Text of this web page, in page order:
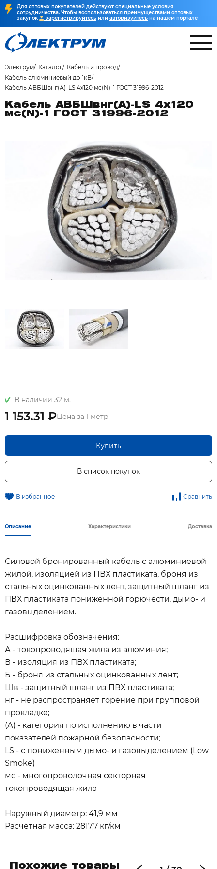
Для оптовых покупателей действуют специальные условия
сотрудничества. Чтобы воспользоваться преимуществами оптовых
закупок
зарегистрируйтесь или авторизуйтесь на нашем портале
Электрум Каталог
Кабель и провод
Кабель алюминиевый до 1кВ
Кабель АВБШвнг(А)-LS 4х120 мс(N)-1 ГОСТ 31996-2012
Кабель АВБШвнг(А)-LS 4х120
мс(N)-1 ГОСТ 31996-2012
В наличии 32 м.
1 153.31 ₽Цена за 1 метр
Купить
В список покупок
В избранное Сравнить
Описание Характеристики Доставка
Силовой бронированный кабель с алюминиевой
жилой, изоляцией из ПВХ пластиката, броня из
стальных оцинкованных лент, защитный шланг из
ПВХ пластиката пониженной горючести, дымо- и
газовыделением.
Расшифровка обозначения:
А - токопроводящая жила из алюминия;
В - изоляция из ПВХ пластиката;
Б - броня из стальных оцинкованных лент;
Шв - защитный шланг из ПВХ пластиката;
нг - не распространяет горение при групповой
прокладке;
(А) - категория по исполнению в части
показателей пожарной безопасности;
LS - с пониженным дымо- и газовыделением (Low
Smoke)
мс - многопроволочная секторная
токопроводящая жила
Наружный диаметр: 41,9 мм
Расчётная масса: 2817,7 кг/км
Похожие товары